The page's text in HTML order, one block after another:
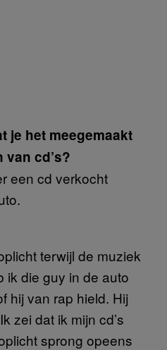
je het meegemaakt
cd’s?
een cd verkocht
terwijl de muziek
ik die guy in de auto
hij van rap hield. Hij
zei dat ik mijn cd’s
sprong opeens